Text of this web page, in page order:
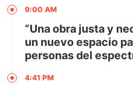
9:00 AM
“Una obra justa y
un nuevo espacio
personas del
4:41 PM